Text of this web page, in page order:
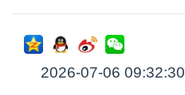
2026-07-06 09:32:30